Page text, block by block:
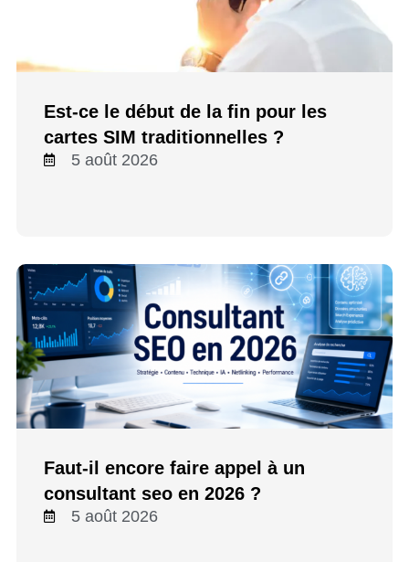
Est-ce le début de la fin pour les
cartes SIM traditionnelles ?
5 août 2026
Faut-il encore faire appel à un
consultant seo en 2026 ?
5 août 2026